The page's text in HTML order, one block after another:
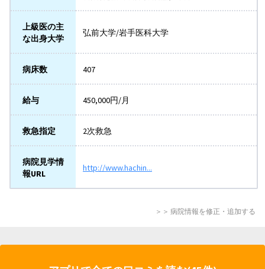
上級医の主
な出身大学
弘前大学/岩手医科大学
病床数 407
給与 450,000円/月
救急指定 2次救急
病院見学情
報URL
http://www.hachin...
＞＞ 病院情報を修正・追加する